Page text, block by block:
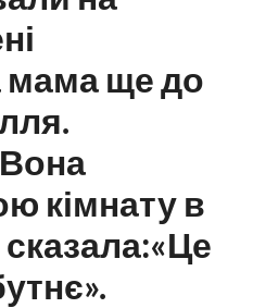
мама ще до
кімнату в